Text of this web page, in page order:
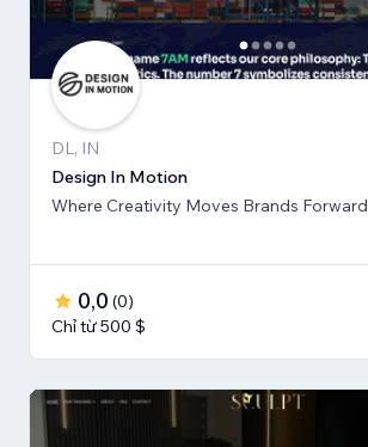
DL, IN
Design In Motion
Where Creativity Moves Brands Forward
0,0 (0)
Chỉ từ 500 $